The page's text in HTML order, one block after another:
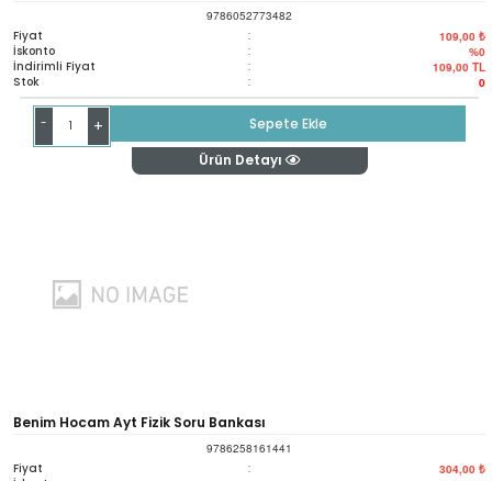
9786052773482
Fiyat : 109,00 ₺
İskonto : %0
İndirimli Fiyat : 109,00 TL
Stok : 0
- +
Sepete Ekle
Ürün Detayı
Benim Hocam Ayt Fizik Soru Bankası
9786258161441
Fiyat : 304,00 ₺